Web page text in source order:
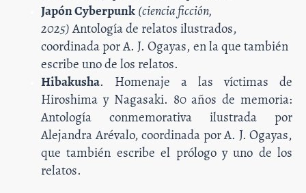
Japón Cyberpunk(ciencia ficción,
2025)Antología de relatos ilustrados,
coordinada por A. J. Ogayas, en la que también
escribe uno de los relatos.
Hibakusha. Homenaje a las víctimas de
Hiroshima y Nagasaki. 80 años de memoria:
Antología conmemorativa ilustrada por
Alejandra Arévalo, coordinada por A. J. Ogayas,
que también escribe el prólogo y uno de los
relatos.